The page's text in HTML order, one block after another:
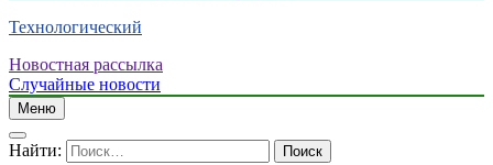
Технологический
Новостная рассылка
Случайные новости
Меню
Найти: